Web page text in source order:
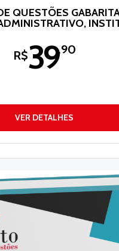
QUESTÕES
R$39,90
VER DETALHES